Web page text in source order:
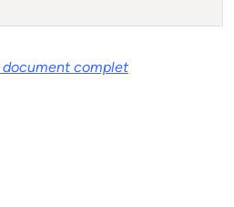
document complet